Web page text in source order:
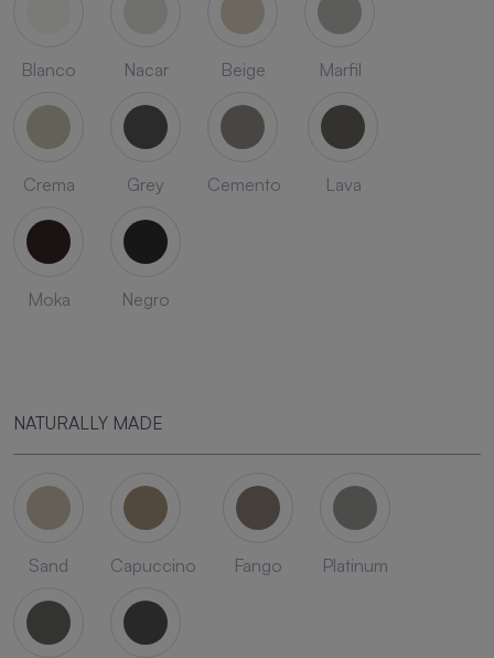
Blanco Nacar Beige Marfil
Crema Grey Cemento Lava
Moka Negro
NATURALLY MADE
Sand Capuccino Fango Platinum